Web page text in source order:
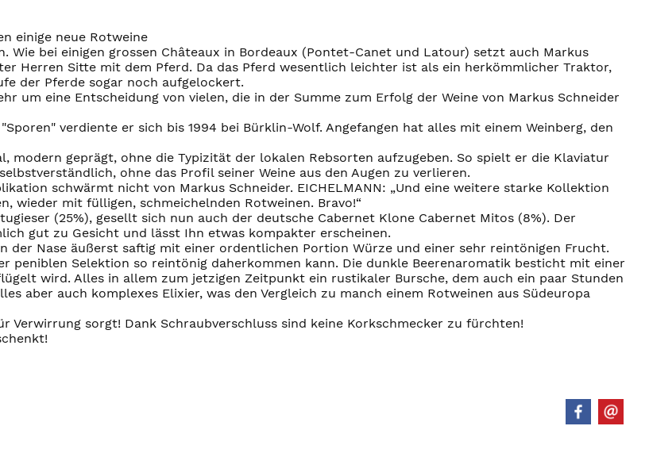
einige neue Rotweine
bei einigen grossen Châteaux in Bordeaux (Pontet-Canet und Latour) setzt auch Markus
Herren Sitte mit dem Pferd. Da das Pferd wesentlich leichter ist als ein herkömmlicher Traktor,
der Pferde sogar noch aufgelockert.
um eine Entscheidung von vielen, die in der Summe zum Erfolg der Weine von Markus Schneider
verdiente er sich bis 1994 bei Bürklin-Wolf. Angefangen hat alles mit einem Weinberg, den
geprägt, ohne die Typizität der lokalen Rebsorten aufzugeben. So spielt er die Klaviatur
ohne das Profil seiner Weine aus den Augen zu verlieren.
schwärmt nicht von Markus Schneider. EICHELMANN: „Und eine weitere starke Kollektion
wieder mit fülligen, schmeichelnden Rotweinen. Bravo!“
(25%), gesellt sich nun auch der deutsche Cabernet Klone Cabernet Mitos (8%). Der
gut zu Gesicht und lässt Ihn etwas kompakter erscheinen.
Nase äußerst saftig mit einer ordentlichen Portion Würze und einer sehr reintönigen Frucht.
peniblen Selektion so reintönig daherkommen kann. Die dunkle Beerenaromatik besticht mit einer
wird. Alles in allem zum jetzigen Zeitpunkt ein rustikaler Bursche, dem auch ein paar Stunden
aber auch komplexes Elixier, was den Vergleich zu manch einem Rotweinen aus Südeuropa
Verwirrung sorgt! Dank Schraubverschluss sind keine Korkschmecker zu fürchten!